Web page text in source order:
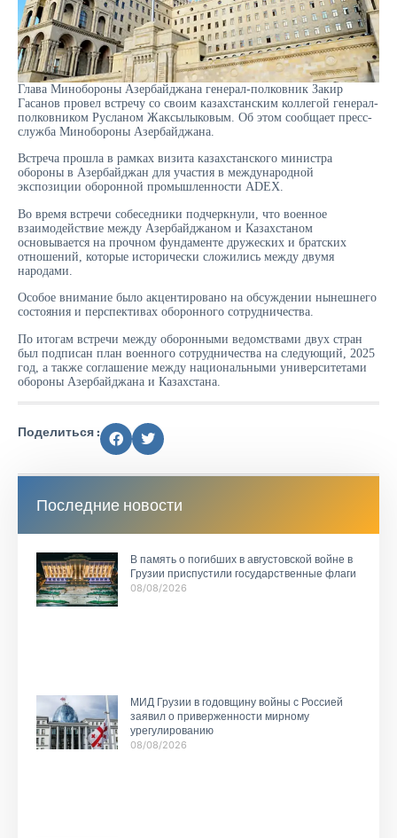
Глава Минобороны Азербайджана генерал-полковник Закир
Гасанов провел встречу со своим казахстанским коллегой генерал-
полковником Русланом Жаксылыковым. Об этом сообщает пресс-
служба Минобороны Азербайджана.
Встреча прошла в рамках визита казахстанского министра
обороны в Азербайджан для участия в международной
экспозиции оборонной промышленности ADEX.
Во время встречи собеседники подчеркнули, что военное
взаимодействие между Азербайджаном и Казахстаном
основывается на прочном фундаменте дружеских и братских
отношений, которые исторически сложились между двумя
народами.
Особое внимание было акцентировано на обсуждении нынешнего
состояния и перспективах оборонного сотрудничества.
По итогам встречи между оборонными ведомствами двух стран
был подписан план военного сотрудничества на следующий, 2025
год, а также соглашение между национальными университетами
обороны Азербайджана и Казахстана.
Поделиться :
Последние новости
В память о погибших в августовской войне в
Грузии приспустили государственные флаги
08/08/2026
МИД Грузии в годовщину войны с Россией
заявил о приверженности мирному
урегулированию
08/08/2026